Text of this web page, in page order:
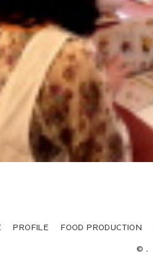
PROFILE FOOD PRODUCTION
© .